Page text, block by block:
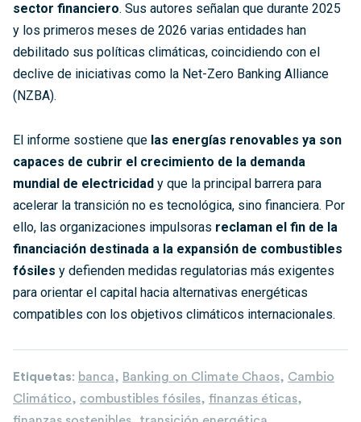
sector financiero. Sus autores señalan que durante 2025
y los primeros meses de 2026 varias entidades han
debilitado sus políticas climáticas, coincidiendo con el
declive de iniciativas como la Net-Zero Banking Alliance
(NZBA).
El informe sostiene que las energías renovables ya son
capaces de cubrir el crecimiento de la demanda
mundial de electricidad y que la principal barrera para
acelerar la transición no es tecnológica, sino financiera. Por
ello, las organizaciones impulsoras reclaman el fin de la
financiación destinada a la expansión de combustibles
fósiles y defienden medidas regulatorias más exigentes
para orientar el capital hacia alternativas energéticas
compatibles con los objetivos climáticos internacionales.
Etiquetas: banca, Banking on Climate Chaos, Cambio
Climático, combustibles fósiles, finanzas éticas,